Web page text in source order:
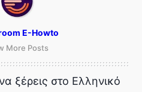
E-Howto
More Posts
ξέρεις στο Ελληνικό